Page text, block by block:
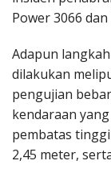
Power 3066
Adapun
dilakukan
pengujian
kendaraan
pembatas
2,45 meter,